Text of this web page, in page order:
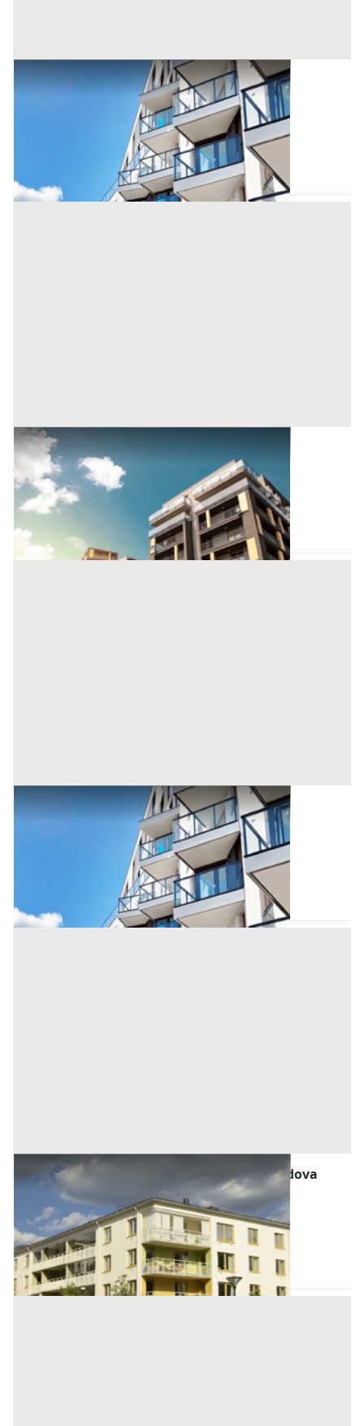
Appartamento all'asta a Padova
Sant'Angelo di Piove di Sacco (Padova)
87.000 € 116.000 €
AI3474645
Veicoli all'asta a Padova
Sant'Angelo di Piove di Sacco (Padova)
2.000 €
Codice asta:
CL7176711
Asta chiusa
Villini all'asta a Padova
Sant'Angelo di Piove di Sacco (Padova)
208.500 € 278.000 €
AI3719088
Abitazione di Tipo Economico all'asta a Padova
Sant'Angelo di Piove di Sacco (Padova)
Offerta minima
29.742,19 € 39.656,25 €
Codice asta: AM2241300
Asta chiusa